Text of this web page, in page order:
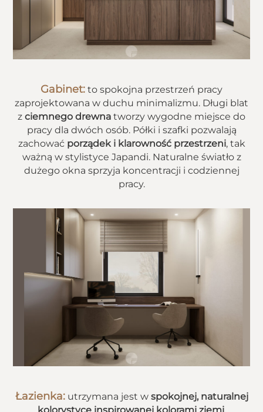
Gabinet: to spokojna przestrzeń pracy
zaprojektowana w duchu minimalizmu. Długi blat
z ciemnego drewna tworzy wygodne miejsce do
pracy dla dwóch osób. Półki i szafki pozwalają
zachować porządek i klarowność przestrzeni, tak
ważną w stylistyce Japandi. Naturalne światło z
dużego okna sprzyja koncentracji i codziennej
pracy.
Łazienka:utrzymana jest w spokojnej, naturalnej
kolorystyce inspirowanej kolorami ziemi,